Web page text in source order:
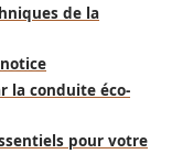
de la
la conduite éco-
pour votre